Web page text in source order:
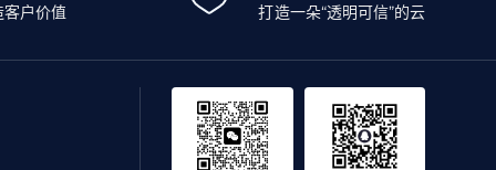
户价值 打造一朵“透明可信”的云